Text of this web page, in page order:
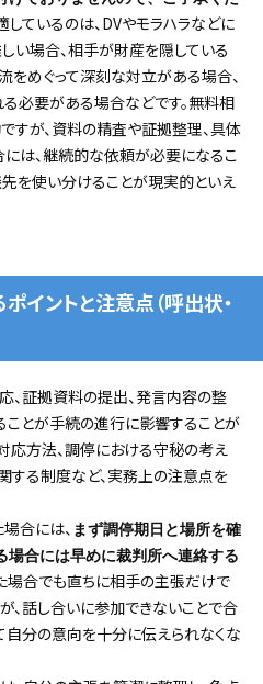
ているのは、DVやモラハラなどに
い場合、相手が財産を隠している
をめぐって深刻な対立がある場合、
必要がある場合などです。無料相
すが、資料の精査や証拠整理、具体
は、継続的な依頼が必要になるこ
先を使い分けることが現実的といえ
イントと注意点（呼出状・
、証拠資料の提出、発言内容の整
ことが手続の進行に影響することが
応方法、調停における守秘の考え
する制度など、実務上の注意点を
合には、 まず調停期日と場所を確
場合には早めに裁判所へ連絡する
場合でも直ちに相手の主張だけで
、話し合いに参加できないことで合
自分の意向を十分に伝えられなくな